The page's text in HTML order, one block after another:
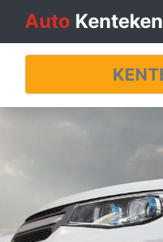
Auto Kenteken